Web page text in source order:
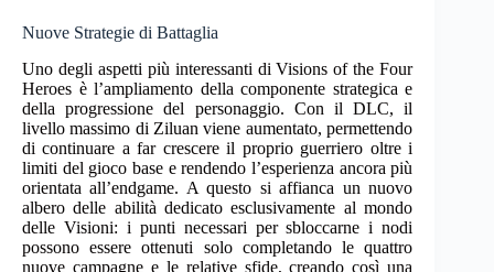
Nuove Strategie di Battaglia
Uno degli aspetti più interessanti di Visions of the Four
Heroes è l’ampliamento della componente strategica e
della progressione del personaggio. Con il DLC, il
livello massimo di Ziluan viene aumentato, permettendo
di continuare a far crescere il proprio guerriero oltre i
limiti del gioco base e rendendo l’esperienza ancora più
orientata all’endgame. A questo si affianca un nuovo
albero delle abilità dedicato esclusivamente al mondo
delle Visioni: i punti necessari per sbloccarne i nodi
possono essere ottenuti solo completando le quattro
nuove campagne e le relative sfide, creando così una